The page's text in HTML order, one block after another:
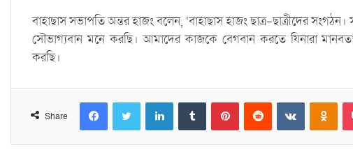
বাহাছাস সভাপতি অন্তর হাজং বলেন, ‘বাহাছাস হাজং ছাত্র-ছাত্রীদের
সৌভাগ্যবান মনে করছি। আমাদের কাজকে বেগবান করতে যিনারা
করছি।
Share